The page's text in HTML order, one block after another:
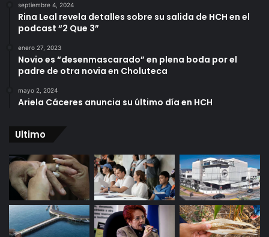
septiembre 4, 2024
Rina Leal revela detalles sobre su salida de HCH en el
podcast “2 Que 3”
enero 27, 2023
Novio es “desenmascarado” en plena boda por el
padre de otra novia en Choluteca
mayo 2, 2024
Ariela Cáceres anuncia su último día en HCH
Ultimo